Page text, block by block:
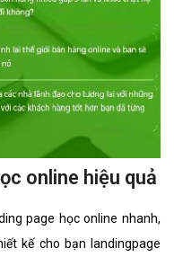
online hiệu quả
page học online nhanh,
kế cho bạn landingpage